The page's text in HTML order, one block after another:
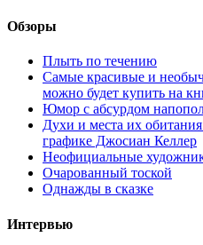
Обзоры
Плыть по течению
Самые красивые и
можно будет купить на
Юмор с абсурдом
Духи и места их
графике Джосиан Келлер
Неофициальные
Очарованный тоской
Однажды в сказке
Интервью